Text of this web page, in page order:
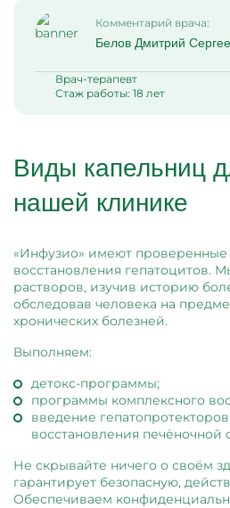
Комментарий врача:
Белов Дмитрий
Врач-терапевт
Стаж работы: 18 лет
Виды капельниц
нашей клинике
«Инфузио» имеют
восстановления гепатоцитов.
растворов, изучив историю
обследовав человека на
хронических болезней.
Выполняем:
детокс-программы;
программы комплексного
введение
восстановления печёночной
Не скрывайте ничего о своём
гарантирует безопасную,
Обеспечиваем